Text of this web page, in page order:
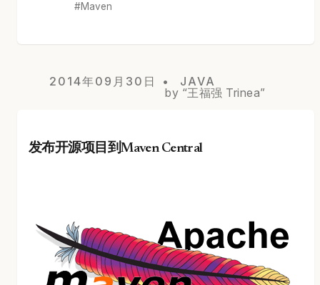
Maven
2014年09月30日
JAVA
by “王福强 Trinea”
发布开源项目到Maven Central